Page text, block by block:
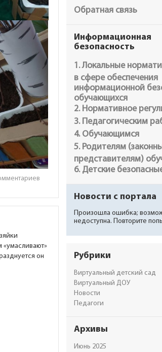
«умасливают»
он
Обратная связь
Информационная
безопасность
1. Локальные
в сфере обеспечения
информационной
обучающихся
2. Нормативное
3. Педагогическим
4. Обучающимся
5. Родителям
представителям)
6. Детские
Новости с портала
Произошла ошибка;
недоступна. Повторите
Рубрики
Виртуальный детский сад
Виртуальный ДОУ
Новости
Педагоги
Архивы
Июнь 2025